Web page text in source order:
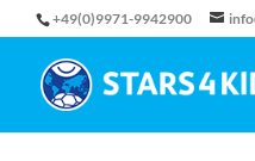
+49(0)9971-9942900